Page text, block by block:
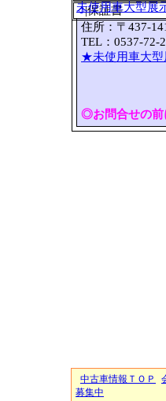
○|保証書
未使用車大型展
住所：〒437-
TEL：0537-
★未使用車大型
◎お問合せの前
中古車情報ＴＯＰ
募集中